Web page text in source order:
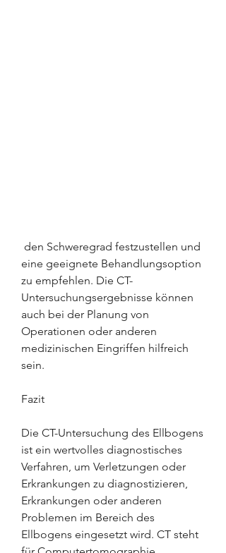
eine geeignete Behandlungsoption
zu empfehlen. Die CT-
Untersuchungsergebnisse können
auch bei der Planung von
Operationen oder anderen
medizinischen Eingriffen hilfreich
sein.
Fazit
Die CT-Untersuchung des Ellbogens
ist ein wertvolles diagnostisches
Verfahren, um Verletzungen oder
Erkrankungen zu diagnostizieren,
Erkrankungen oder anderen
Problemen im Bereich des
Ellbogens eingesetzt wird. CT steht